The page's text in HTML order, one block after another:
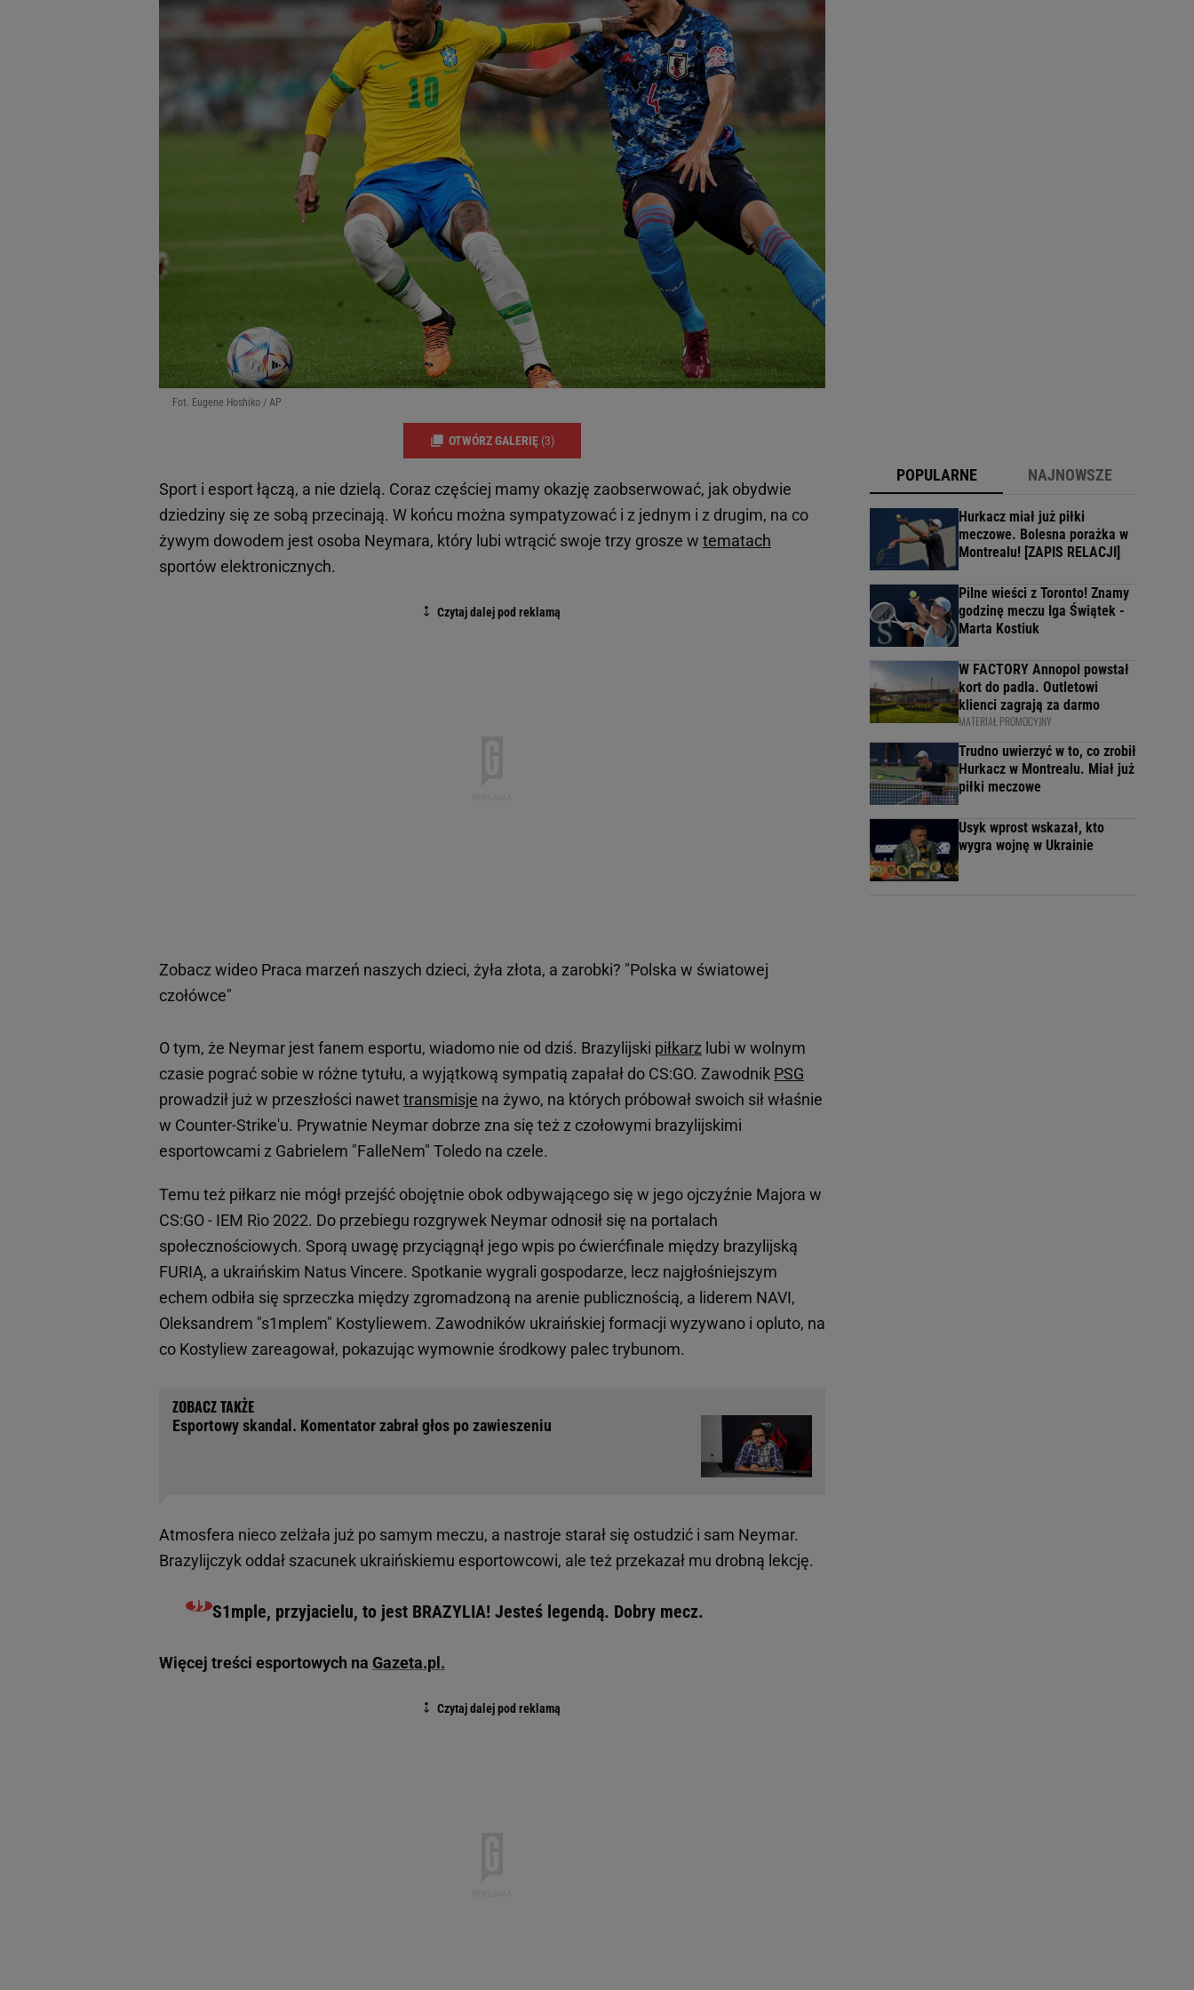
Fot. Eugene Hoshiko / AP
OTWÓRZ GALERIĘ (3)
Sport i esport łączą, a nie dzielą. Coraz częściej mamy okazję zaobserwować, jak obydwie
dziedziny się ze sobą przecinają. W końcu można sympatyzować i z jednym i z drugim, na co
żywym dowodem jest osoba Neymara, który lubi wtrącić swoje trzy grosze w tematach
sportów elektronicznych.
Zobacz wideo Praca marzeń naszych dzieci, żyła złota, a zarobki? "Polska w światowej
czołówce"
O tym, że Neymar jest fanem esportu, wiadomo nie od dziś. Brazylijski piłkarz lubi w wolnym
czasie pograć sobie w różne tytułu, a wyjątkową sympatią zapałał do CS:GO. Zawodnik PSG
prowadził już w przeszłości nawettransmisje na żywo, na których próbował swoich sił właśnie
w Counter-Strike'u. Prywatnie Neymar dobrze zna się też z czołowymi brazylijskimi
esportowcami z Gabrielem "FalleNem" Toledo na czele.
Temu też piłkarz nie mógł przejść obojętnie obok odbywającego się w jego ojczyźnie Majora w
CS:GO - IEM Rio 2022. Do przebiegu rozgrywek Neymar odnosił się na portalach
społecznościowych. Sporą uwagę przyciągnął jego wpis po ćwierćfinale między brazylijską
FURIĄ, a ukraińskim Natus Vincere. Spotkanie wygrali gospodarze, lecz najgłośniejszym
echem odbiła się sprzeczka między zgromadzoną na arenie publicznością, a liderem NAVI,
Oleksandrem "s1mplem" Kostyliewem. Zawodników ukraińskiej formacji wyzywano i opluto, na
co Kostyliew zareagował, pokazując wymownie środkowy palec trybunom.
Esportowy skandal. Komentator zabrał głos po zawieszeniu
Atmosfera nieco zelżała już po samym meczu, a nastroje starał się ostudzić i sam Neymar.
Brazylijczyk oddał szacunek ukraińskiemu esportowcowi, ale też przekazał mu drobną lekcję.
S1mple, przyjacielu, to jest BRAZYLIA! Jesteś legendą. Dobry mecz.
Więcej treści esportowych na Gazeta.pl.
POPULARNE NAJNOWSZE
Hurkacz miał już piłki
meczowe. Bolesna porażka w
Montrealu! [ZAPIS RELACJI]
Pilne wieści z Toronto! Znamy
godzinę meczu Iga Świątek -
Marta Kostiuk
W FACTORY Annopol powstał
kort do padla. Outletowi
klienci zagrają za darmo
MATERIAŁ PROMOCYJNY
Trudno uwierzyć w to, co zrobił
Hurkacz w Montrealu. Miał już
piłki meczowe
Usyk wprost wskazał, kto
wygra wojnę w Ukrainie